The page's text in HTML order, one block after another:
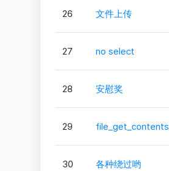
26 文件上传
27 no select
28 安慰奖
29 file_get_contents
30 各种绕过哟